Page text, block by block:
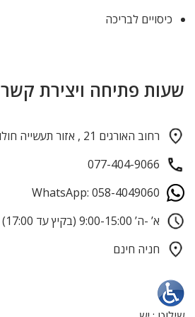
כיסויים לבריכה
שעות פתיחה ויצירת קשר
רחוב האורגים 21 , אזור תעשייה חולון
077-404-9066
WhatsApp: 058-4049060
א’ -ה’ 9:00-15:00 (בקיץ עד 17:00) | ימי ו’ : 9:00-13:00
חניה חינם